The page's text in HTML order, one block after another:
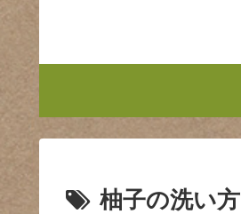
柚子の洗い方